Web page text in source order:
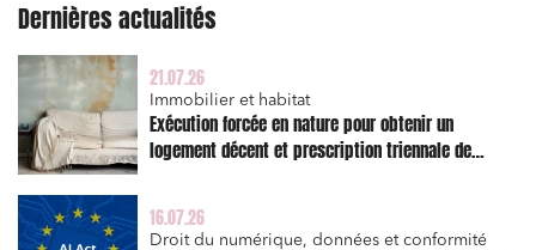
Dernières actualités
21.07.26
Immobilier et habitat
Exécution forcée en nature pour obtenir un
logement décent et prescription triennale de
16.07.26
Droit du numérique, données et conformité